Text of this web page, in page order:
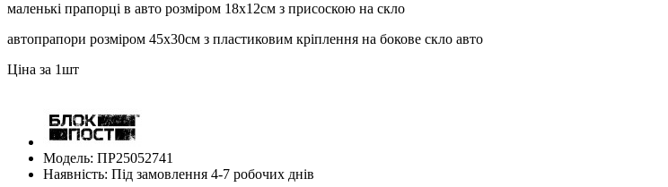
маленькі прапорці в авто розміром 18х12см з присоскою на скло
автопрапори розміром 45х30см з пластиковим кріплення на бокове скло авто
Ціна за 1шт
Модель: ПР25052741
Наявність: Під замовлення 4-7 робочих днів